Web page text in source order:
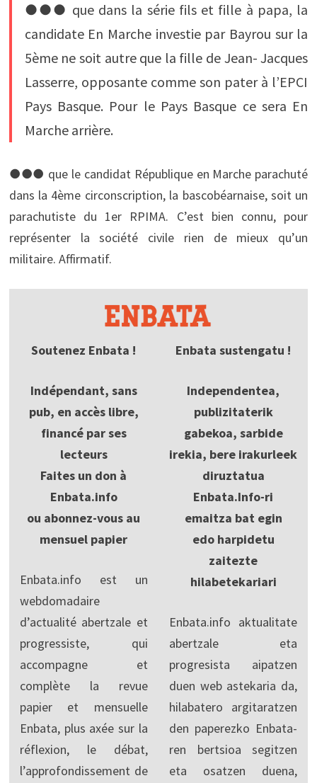
●●● que dans la série fils et fille à papa, la
candidate En Marche investie par Bayrou sur la
5ème ne soit autre que la fille de Jean- Jacques
Lasserre, opposante comme son pater à l’EPCI
Pays Basque. Pour le Pays Basque ce sera En
Marche arrière.
●●● que le candidat République en Marche parachuté
dans la 4ème circonscription, la bascobéarnaise, soit un
parachutiste du 1er RPIMA. C’est bien connu, pour
représenter la société civile rien de mieux qu’un
militaire. Affirmatif.
Soutenez Enbata !
Indépendant, sans
pub, en accès libre,
financé par ses
lecteurs
Faites un don à
Enbata.info
ou abonnez-vous au
mensuel papier
Enbata.info est un
webdomadaire
d’actualité abertzale et
progressiste, qui
accompagne et
complète la revue
papier et mensuelle
Enbata, plus axée sur la
réflexion, le débat,
l’approfondissement de
Enbata sustengatu !
Independentea,
publizitaterik
gabekoa, sarbide
irekia, bere irakurleek
diruztatua
Enbata.Info-ri
emaitza bat egin
edo harpidetu
zaitezte
hilabetekariari
Enbata.info aktualitate
abertzale eta
progresista aipatzen
duen web astekaria da,
hilabatero argitaratzen
den paperezko Enbata-
ren bertsioa segitzen
eta osatzen duena,